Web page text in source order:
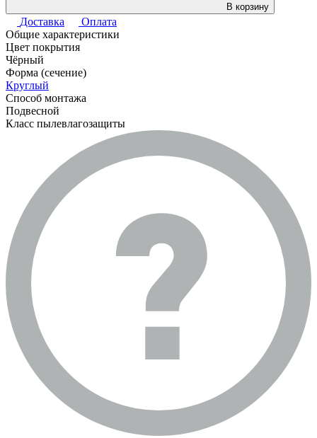
В корзину
Доставка
Оплата
Общие характеристики
Цвет покрытия
Чёрный
Форма (сечение)
Круглый
Способ монтажа
Подвесной
Класс пылевлагозащиты